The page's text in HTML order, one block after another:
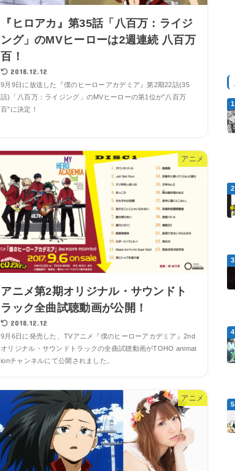
『ヒロアカ』第35話「八百万：ライジ
ング」のMVヒーローは2週連続 八百万
百！
2018.12.12
9月9日に放送した『僕のヒーローアカデミア』第2期22話(35
話)「八百万：ライジング」のMVヒーローの第1位が”八百万
百”に決定！
アニメ
アニメ第2期オリジナル・サウンドト
ラック全曲試聴動画が公開！
2018.12.12
9月6日に発売した、TVアニメ『僕のヒーローアカデミア』2nd
オリジナル・サウンドトラックの全曲試聴動画がTOHO animat
ionチャンネルにて公開されました。
アニメ